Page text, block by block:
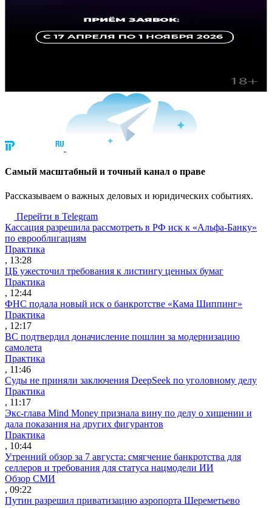
Cамый масштабный и точный канал о праве
Рассказываем о важных деловых и юридических событиях.
Перейти в Telegram
Кассация разрешила рассмотреть в РФ иск к «Альфа-Банку»
по еврооблигациям
Практика
, 13:28
ЦБ ужесточил требования к листингу ценных бумаг
Практика
, 12:44
ФНС подала новый иск о банкротстве «Кама Шиппинг»
Практика
, 12:17
ВС подтвердил доначисление пошлин за модернизацию
самолета
Практика
, 11:46
Суды не приняли заключения DeepSeek по уголовному делу
Практика
, 11:17
Экс-глава Mind Money признала вину по делу о хищении и
дала показания на других фигурантов
Практика
, 10:44
Утренний обзор за 7 августа: смягчение банкротства для
селлеров и требования для статуса нацмодели ИИ
Обзор СМИ
, 09:22
Путин разрешил приватизацию аэропорта Шереметьево